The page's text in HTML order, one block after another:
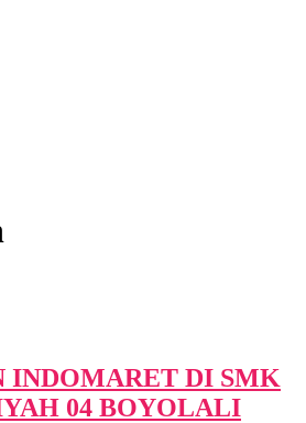
INDOMARET DI SMK
04 BOYOLALI